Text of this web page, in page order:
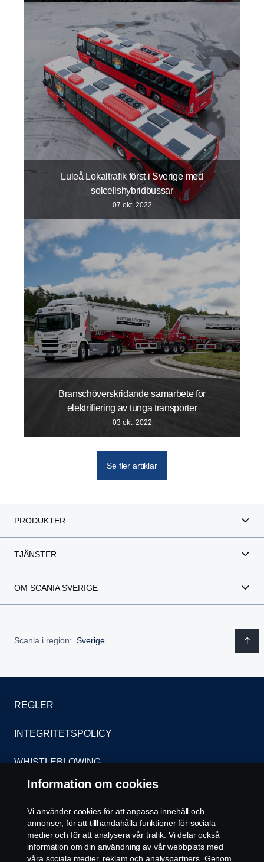
Luleå Lokaltrafik först i Sverige med
solcellshybridbussar
07 okt. 2022
Branschöverskridande samarbete för
elektrifiering av tunga transporter
03 okt. 2022
Se fler artiklar
PRODUKTER
TJÄNSTER
OM SCANIA SVERIGE
Scania i region: Sverige
REGLER
INTEGRITETSPOLICY
WHISTLEBLOWING
KONTAKT
ÅTERFÖRSÄLJARE
COOKIE POLICY
Information om cookies
Vi använder cookies för att anpassa innehåll och
annonser, för att tillhandahålla funktioner för sociala
medier och för att analysera vår trafik. Vi delar också
information om din användning av vår webbplats med
våra sociala medier, reklam och analyspartners. Genom